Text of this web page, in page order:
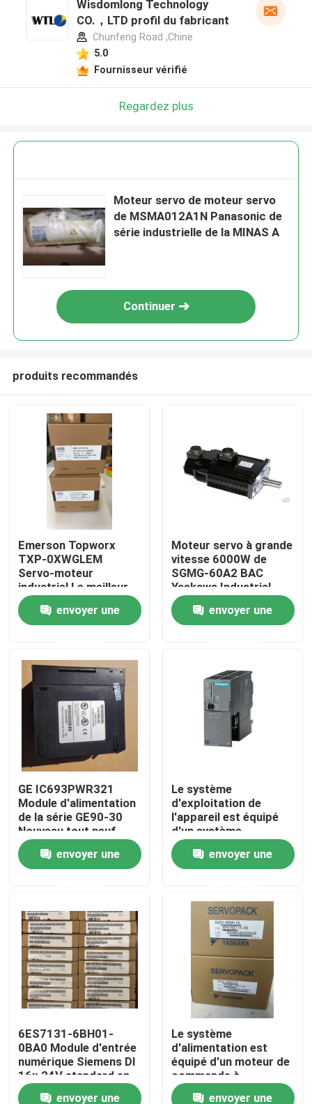
Maison
Produits
Au sujet de nous
Visite d'usine
Contactez-nous
Demandez une citation
Servomoteur industriel
Commandes servo industrielles
Amplificateur servo à C.A.
Wisdomlong Technology
CO.，LTD profil du fabricant
Chunfeng Road ,Chine
5.0
Fournisseur vérifié
Regardez plus
Moteur servo de moteur servo
de MSMA012A1N Panasonic de
série industrielle de la MINAS A
Continuer
produits recommandés
Emerson Topworx
TXP-0XWGLEM
Servo-moteur
industriel Le meilleur
prix
envoyer une
Moteur servo à grande
vitesse 6000W de
SGMG-60A2 BAC
Yaskawa Industrial
Servo Motor
envoyer une
GE IC693PWR321
Module d'alimentation
de la série GE90-30
Nouveau tout neuf
envoyer une
Le système
d'exploitation de
l'appareil est équipé
d'un système
d'exploitation de
l'appareil, qui est
équipé d'un système
l'appareil.
envoyer une
6ES7131-6BH01-
0BA0 Module d'entrée
numérique Siemens DI
16x 24V standard en
courant continu
envoyer une
Le système
d'alimentation est
équipé d'un moteur de
commande à
commande
envoyer une